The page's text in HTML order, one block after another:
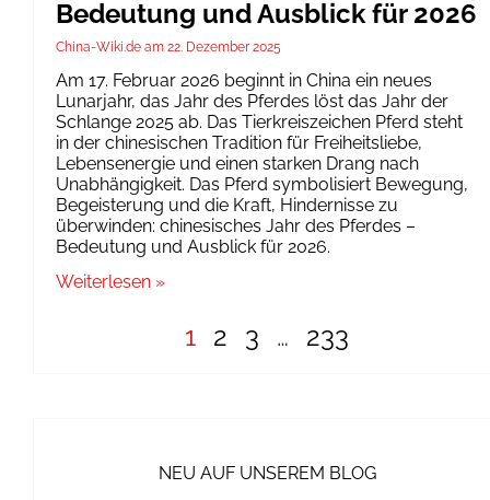
Bedeutung und Ausblick für 2026
China-Wiki.de 22. Dezember 2025
Am 17. Februar 2026 beginnt in China ein neues
Lunarjahr, das Jahr des Pferdes löst das Jahr der
Schlange 2025 ab. Das Tierkreiszeichen Pferd steht
in der chinesischen Tradition für Freiheitsliebe,
Lebensenergie und einen starken Drang nach
Unabhängigkeit. Das Pferd symbolisiert Bewegung,
Begeisterung und die Kraft, Hindernisse zu
überwinden: chinesisches Jahr des Pferdes –
Bedeutung und Ausblick für 2026.
Weiterlesen »
1 2 3 … 233
NEU AUF UNSEREM BLOG